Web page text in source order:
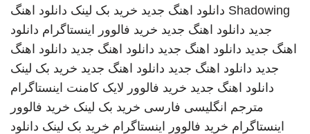
Shadowing دانلود اهنگ جدید خرید بک لینک دانلود اهنگ
جدید دانلود اهنگ جدید خرید فالوور اینستاگرام دانلود
اهنگ جدید دانلود اهنگ جدید دانلود اهنگ جدید دانلود اهنگ
جدید دانلود اهنگ جدید دانلود اهنگ جدید خرید بک لینک
دانلود اهنگ جدید خرید فالوور لایک کامنت اینستاگرام
مترجم انگلیسی فارسی خرید بک لینک خرید فالوور
اینستاگرام خرید فالوور اینستاگرام خرید بک لینک دانلود